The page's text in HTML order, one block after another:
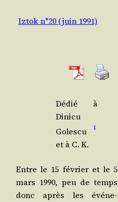
Iztok n°20 (juin 1991)
Dédié à
Dini­cu
Goles­cu
1
et à C. K.
Entre le 15 février et le 5
mars 1990, peu de temps
donc après les évé­ne­